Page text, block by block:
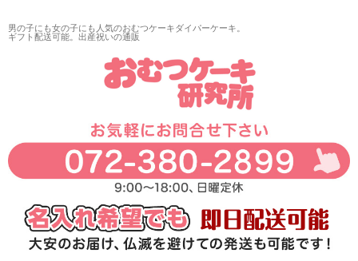
男の子にも女の子にも人気のおむつケーキダイパーケーキ。
ギフト配送可能。出産祝いの通販
翌日発送
◆
◆
◆
◆